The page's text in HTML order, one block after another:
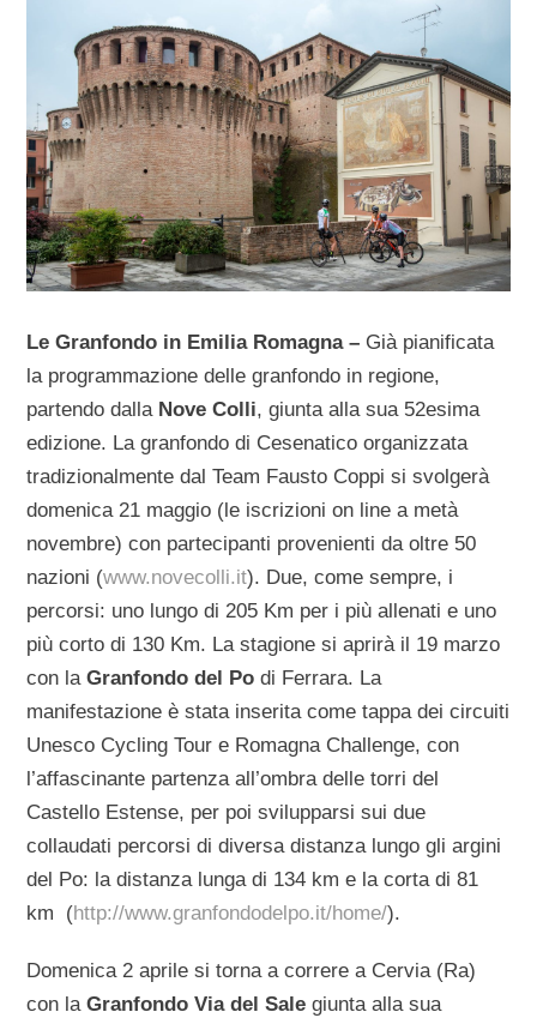
Le Granfondo in Emilia Romagna – Già pianificata
la programmazione delle granfondo in regione,
partendo dalla Nove Colli, giunta alla sua 52esima
edizione. La granfondo di Cesenatico organizzata
tradizionalmente dal Team Fausto Coppi si svolgerà
domenica 21 maggio (le iscrizioni on line a metà
novembre) con partecipanti provenienti da oltre 50
nazioni (www.novecolli.it). Due, come sempre, i
percorsi: uno lungo di 205 Km per i più allenati e uno
più corto di 130 Km. La stagione si aprirà il 19 marzo
con laGranfondo del Podi Ferrara. La
manifestazione è stata inserita come tappa dei circuiti
Unesco Cycling Tour e Romagna Challenge, con
l’affascinante partenza all’ombra delle torri del
Castello Estense, per poi svilupparsi sui due
collaudati percorsi di diversa distanza lungo gli argini
del Po: la distanza lunga di 134 km e la corta di 81
km (http://www.granfondodelpo.it/home/).
Domenica 2 aprile si torna a correre a Cervia (Ra)
con laGranfondo Via del Sale giunta alla sua